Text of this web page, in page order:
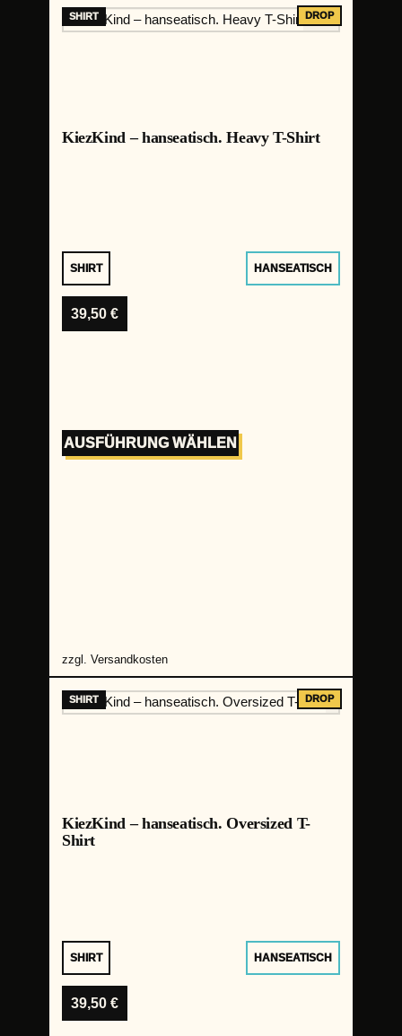
KiezKind – hanseatisch. Heavy T-Shirt
SHIRT HANSEATISCH
39,50 €
AUSFÜHRUNG WÄHLEN
zzgl. Versandkosten
KiezKind – hanseatisch. Oversized T-
Shirt
SHIRT HANSEATISCH
39,50 €